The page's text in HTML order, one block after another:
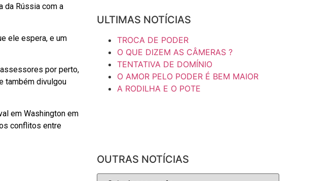
da Rússia com a
ele espera, e um
por perto,
também divulgou
em Washington em
conflitos entre
ULTIMAS NOTÍCIAS
TROCA DE PODER
O QUE DIZEM AS CÂMERAS ?
TENTATIVA DE DOMÍNIO
O AMOR PELO PODER É BEM MAIOR
A RODILHA E O POTE
OUTRAS NOTÍCIAS